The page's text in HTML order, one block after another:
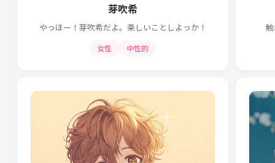
芽吹希
やっほー！芽吹希だよ。楽しいことしよっか！
女性 中性的